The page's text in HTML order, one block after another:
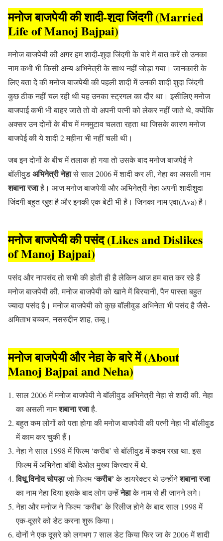
मनोज बाजपेयी की शादी-शुदा जिंदगी (Married
Life of Manoj Bajpai)
मनोज बाजपेयी की अगर हम शादी-शुदा जिंदगी के बारे में बात करें तो उनका
नाम कभी भी किसी अन्य अभिनेत्री के साथ नहीं जोड़ा गया। जानकारी के
लिए बता दे की मनोज बाजपेयी की पहली शादी में उनकी शादी शुदा जिंदगी
कुछ ठीक नहीं चल रही थी यह उनका स्ट्रगल का दौर था। इसीलिए मनोज
बाजपाई कभी भी बाहर जाते तो वो अपनी पत्नी को लेकर नहीं जाते थे, क्योंकि
अक्सर उन दोनों के बीच में मनमुटाव चलता रहता था जिसके कारण मनोज
बाजपेई की ये शादी 2 महीना भी नहीं चली थी।
जब इन दोनों के बीच में तलाक हो गया तो उसके बाद मनोज बाजपेई ने
बॉलीवुडअभिनेत्री नेहासे साल 2006 में शादी कर ली, नेहा का असली नाम
शबाना रजाहै। आज मनोज बाजपेयी और अभिनेत्री नेहा अपनी शादीशुदा
जिंदगी बहुत खुश है और इनकी एक बेटी भी है। जिनका नाम एवा(Ava) है।
मनोज बाजपेयी की पसंद (Likes and Dislikes
of Manoj Bajpai)
पसंद और नापसंद तो सभी की होती ही है लेकिन आज हम बात कर रहे हैं
मनोज बाजपेयी की. मनोज बाजपेयी को खाने में बिरयानी, पैन पास्ता बहुत
ज्यादा पसंद है। मनोज बाजपेयी को कुछ बॉलीवुड अभिनेता भी पसंद है जैसे-
अमिताभ बच्चन, नसरुद्दीन शाह, तब्बू।
मनोजबाजपेयीऔर नेहा के बारे में (About
Manoj Bajpai and Neha)
साल 2006 में मनोज बाजपेयी ने बॉलीवुड अभिनेत्री नेहा से शादी की. नेहा
का असली नामशबाना रजाहै.
बहुत कम लोगों को पता होगा की मनोज बाजपेयी की पत्नी नेहा भी बॉलीवुड
में काम कर चुकी हैं।
नेहा ने साल 1998 में फिल्म ‘करीब’ से बॉलीवुड में कदम रखा था. इस
फिल्म में अभिनेता बॉबी देओल मुख्य किरदार में थे.
विधू विनोद चोपड़ाजो फिल्म‘करीब’के डायरेक्टर थे उन्होंनेशबाना रजा
का नाम नेहा दिया इसके बाद लोग उन्हेंनेहाके नाम से ही जानने लगे।
नेहा और मनोज ने फिल्म ‘करीब’ के रिलीज होने के बाद साल 1998 में
एक-दूसरे को डेट करना शुरू किया।
दोनों ने एक दूसरे को लगभग 7 साल डेट किया फिर जा के 2006 में शादी